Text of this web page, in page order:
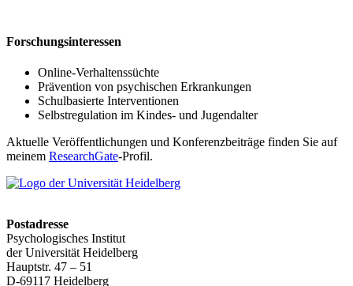
Forschungsinteressen
Online-Verhaltenssüchte
Prävention von psychischen Erkrankungen
Schulbasierte Interventionen
Selbstregulation im Kindes- und Jugendalter
Aktuelle Veröffentlichungen und Konferenzbeiträge finden Sie auf
meinem ResearchGate-Profil.
Postadresse
Psychologisches Institut
der Universität Heidelberg
Hauptstr. 47 – 51
D-69117 Heidelberg